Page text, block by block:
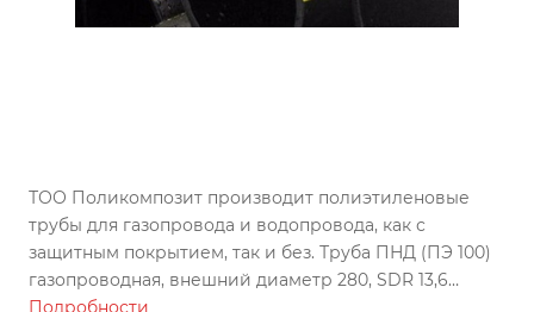
ТОО Поликомпозит производит полиэтиленовые
трубы для газопровода и водопровода, как с
защитным покрытием, так и без. Труба ПНД (ПЭ 100)
газопроводная, внешний диаметр 280, SDR 13,6
изготовлена по ГОСТу, может использоваться во всех
Подробности